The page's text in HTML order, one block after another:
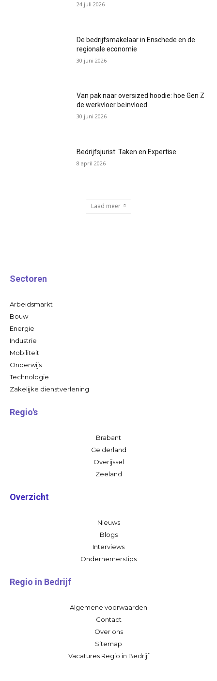
24 juli 2026
De bedrijfsmakelaar in Enschede en de
regionale economie
30 juni 2026
Van pak naar oversized hoodie: hoe Gen Z
de werkvloer beïnvloed
30 juni 2026
Bedrijfsjurist: Taken en Expertise
8 april 2026
Laad meer
Sectoren
Arbeidsmarkt
Bouw
Energie
Industrie
Mobiliteit
Onderwijs
Technologie
Zakelijke dienstverlening
Regio's
Brabant
Gelderland
Overijssel
Zeeland
Overzicht
Nieuws
Blogs
Interviews
Ondernemerstips
Regio in Bedrijf
Algemene voorwaarden
Contact
Over ons
Sitemap
Vacatures Regio in Bedrijf